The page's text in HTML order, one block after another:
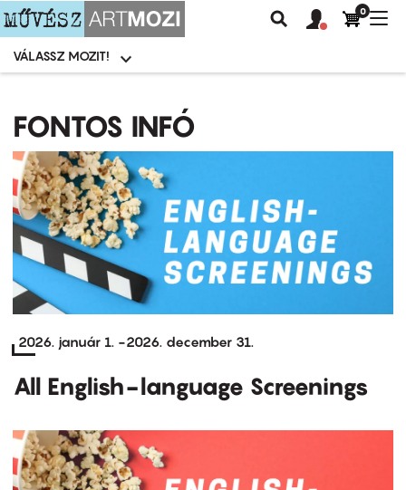
tartalomra
Moziválasztó
menü
VÁLASSZ MOZIT!
Keresés
Felhasználói
fiók
0
FONTOS INFÓ
2026. január 1. -2026. december 31.
All English-language Screenings